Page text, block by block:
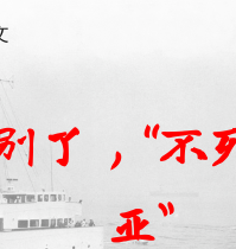
了，“不
亚”